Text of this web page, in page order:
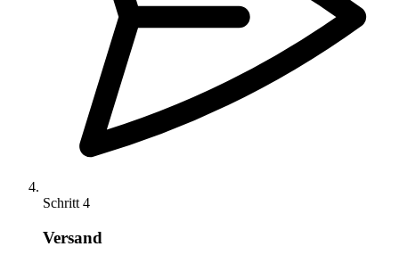
Schritt 4
Versand